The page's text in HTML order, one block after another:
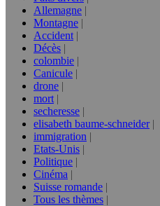
Allemagne
Montagne
Accident
Décès
colombie
Canicule
drone
mort
secheresse
elisabeth baume-schneider
immigration
Etats-Unis
Politique
Cinéma
Suisse romande
Tous les thèmes